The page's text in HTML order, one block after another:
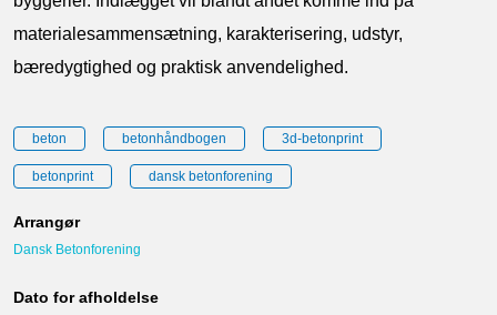
materialesammensætning, karakterisering, udstyr,
bæredygtighed og praktisk anvendelighed.
beton betonhåndbogen 3d-betonprint
betonprint dansk betonforening
Arrangør
Dansk Betonforening
Dato for afholdelse